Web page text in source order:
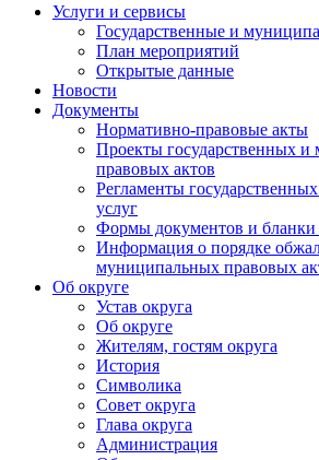
Услуги и сервисы
Государственные и
План мероприятий
Открытые данные
Новости
Документы
Нормативно-правовые акты
Проекты государственных
правовых актов
Регламенты
услуг
Формы документов и бланки
Информация о порядке
муниципальных правовых
Об округе
Устав округа
Об округе
Жителям, гостям округа
История
Символика
Совет округа
Глава округа
Администрация